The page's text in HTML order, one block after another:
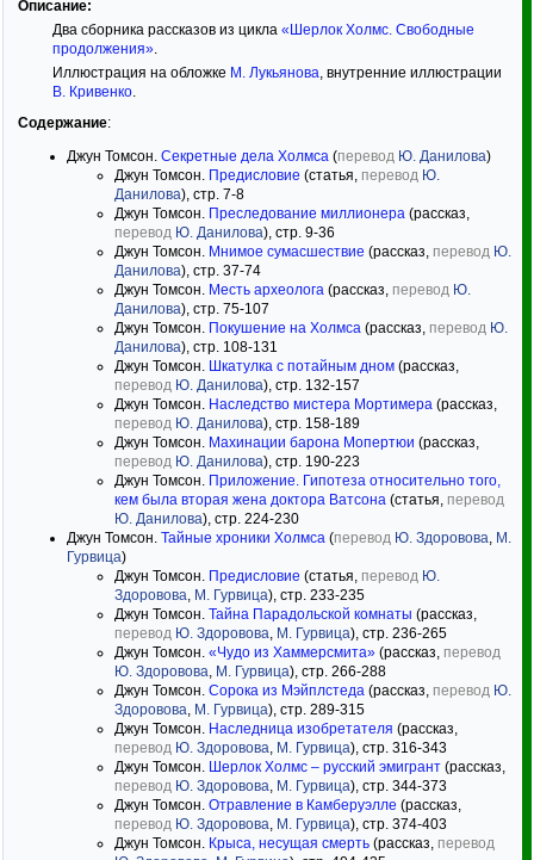
Описание:
Два сборника рассказов из цикла «Шерлок Холмс. Свободные
продолжения».
Иллюстрация на обложке М. Лукьянова, внутренние иллюстрации
В. Кривенко.
Содержание:
Джун Томсон. Секретные дела Холмса (перевод Ю. Данилова)
Джун Томсон. Предисловие (статья, перевод Ю.
Данилова), стр. 7-8
Джун Томсон. Преследование миллионера (рассказ,
перевод Ю. Данилова), стр. 9-36
Джун Томсон. Мнимое сумасшествие (рассказ, перевод Ю.
Данилова), стр. 37-74
Джун Томсон. Месть археолога (рассказ, перевод Ю.
Данилова), стр. 75-107
Джун Томсон. Покушение на Холмса (рассказ, перевод Ю.
Данилова), стр. 108-131
Джун Томсон. Шкатулка с потайным дном (рассказ,
перевод Ю. Данилова), стр. 132-157
Джун Томсон. Наследство мистера Мортимера (рассказ,
перевод Ю. Данилова), стр. 158-189
Джун Томсон. Махинации барона Мопертюи (рассказ,
перевод Ю. Данилова), стр. 190-223
Джун Томсон. Приложение. Гипотеза относительно того,
кем была вторая жена доктора Ватсона (статья, перевод
Ю. Данилова), стр. 224-230
Джун Томсон. Тайные хроники Холмса (перевод Ю. Здоровова, М.
Гурвица)
Джун Томсон. Предисловие (статья, перевод Ю.
Здоровова, М. Гурвица), стр. 233-235
Джун Томсон. Тайна Парадольской комнаты (рассказ,
перевод Ю. Здоровова, М. Гурвица), стр. 236-265
Джун Томсон. «Чудо из Хаммерсмита» (рассказ, перевод
Ю. Здоровова, М. Гурвица), стр. 266-288
Джун Томсон. Сорока из Мэйплстеда (рассказ, перевод Ю.
Здоровова, М. Гурвица), стр. 289-315
Джун Томсон. Наследница изобретателя (рассказ,
перевод Ю. Здоровова, М. Гурвица), стр. 316-343
Джун Томсон. Шерлок Холмс – русский эмигрант (рассказ,
перевод Ю. Здоровова, М. Гурвица), стр. 344-373
Джун Томсон. Отравление в Камберуэлле (рассказ,
перевод Ю. Здоровова, М. Гурвица), стр. 374-403
Джун Томсон. Крыса, несущая смерть (рассказ, перевод